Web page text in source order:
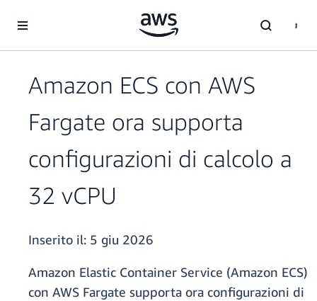
Amazon ECS con AWS
Fargate ora supporta
configurazioni di calcolo a
32 vCPU
Inserito il: 5 giu 2026
Amazon Elastic Container Service (Amazon ECS)
con AWS Fargate supporta ora configurazioni di